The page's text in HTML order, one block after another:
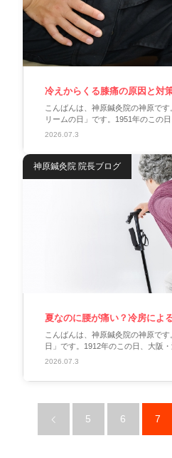
冷えからくる膝痛の原因と対
こんばんは、神原鍼灸院の神原で
リームの日」です。1951年のこの
2026.07.3
神原鍼灸院 院長ブログ
夏なのに腰が痛い？冷房によ
こんばんは、神原鍼灸院の神原で
日」です。1912年のこの日、大阪
2026.07.3
5 6 7